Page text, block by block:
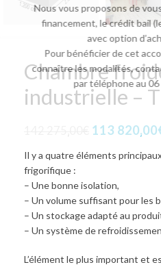
Nous vous proposons de
financement, le crédit
avec option
Pour bénéficier de cet
connaître les modalités,
par téléphone au
Chambre
industrielle –
113 820,00
Il y a quatre éléments
frigorifique :
– Une bonne isolation,
– Un volume suffisant pour les
– Un stockage adapté au
– Un système de
L’élément le plus important et